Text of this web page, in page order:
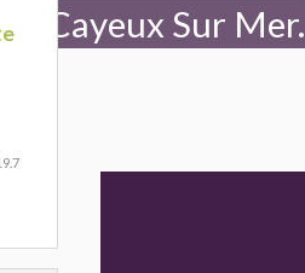
Cayeux Sur Mer.